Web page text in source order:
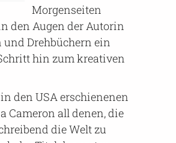
Morgenseiten
den Augen der Autorin
und Drehbüchern ein
hin zum kreativen
den USA erschienenen
Cameron all denen, die
die Welt zu